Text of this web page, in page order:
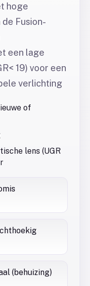
hoge
Fusion-
een lage
19) voor een
verlichting
of
lens (UGR
(behuizing)